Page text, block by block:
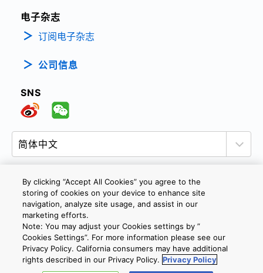
电子杂志
订阅电子杂志
公司信息
SNS
隐私政策 网站使用条款与条件
Cookie设定
联系我们
Copyright © 2026 TOSHIBA ELECTRONIC DEVICES & STORAGE
CORPORATION, All Rights Reserved.
By clicking “Accept All Cookies” you agree to the
storing of cookies on your device to enhance site
navigation, analyze site usage, and assist in our
marketing efforts.
Note: You may adjust your Cookies settings by ”
Cookies Settings”. For more information please see our
Privacy Policy. California consumers may have additional
rights described in our Privacy Policy. Privacy Policy